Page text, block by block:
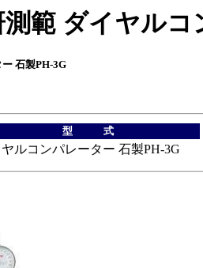
範 ダイヤル
石製PH-3G
型 式
ヤルコンパレーター 石製PH-3G